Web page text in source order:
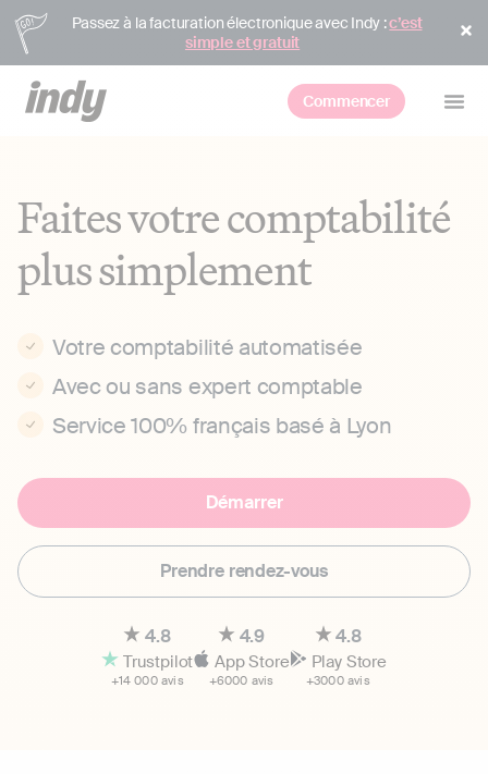
Passez à la facturation électronique avec Indy :c’est
simple et gratuit
Commencer
Faites votre comptabilité
plus simplement
Votre comptabilité automatisée
Avec ou sans expert comptable
Service 100% français basé à Lyon
Démarrer
Prendre rendez-vous
4.8
Trustpilot
+14 000 avis
4.9
App Store
+6000 avis
4.8
Play Store
+3000 avis